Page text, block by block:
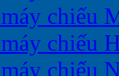
chiếu
chiếu
chiếu